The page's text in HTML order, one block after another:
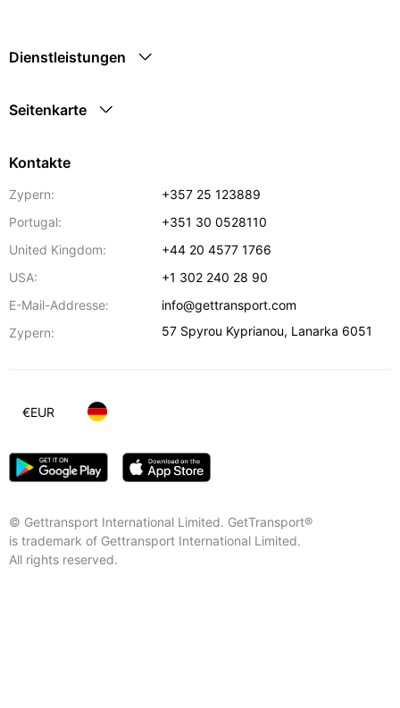
Dienstleistungen
Seitenkarte
Kontakte
Zypern:
+357 25 123889
Portugal:
+351 30 0528110
United Kingdom:
+44 20 4577 1766
USA:
+1 302 240 28 90
E-Mail-Addresse:
info@gettransport.com
Zypern:
57 Spyrou Kyprianou, Lanarka 6051
© Gettransport International Limited. GetTransport®
is trademark of Gettransport International Limited.
All rights reserved.
€EUR